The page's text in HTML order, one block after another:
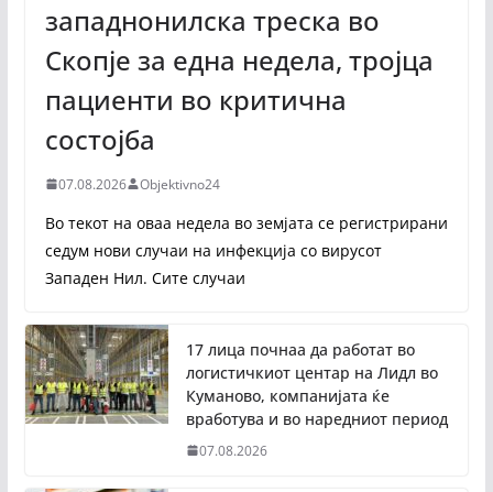
западнонилска треска во
Скопје за една недела, тројца
пациенти во критична
состојба
07.08.2026 Objektivno24
Во текот на оваа недела во земјата се регистрирани
седум нови случаи на инфекција со вирусот
Западен Нил. Сите случаи
17 лица почнаа да работат во
логистичкиот центар на Лидл во
Куманово, компанијата ќе
вработува и во наредниот период
07.08.2026